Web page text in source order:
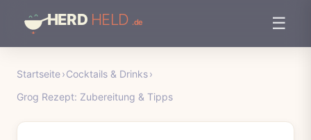
☰
Startseite›Cocktails & Drinks›
Grog Rezept: Zubereitung & Tipps